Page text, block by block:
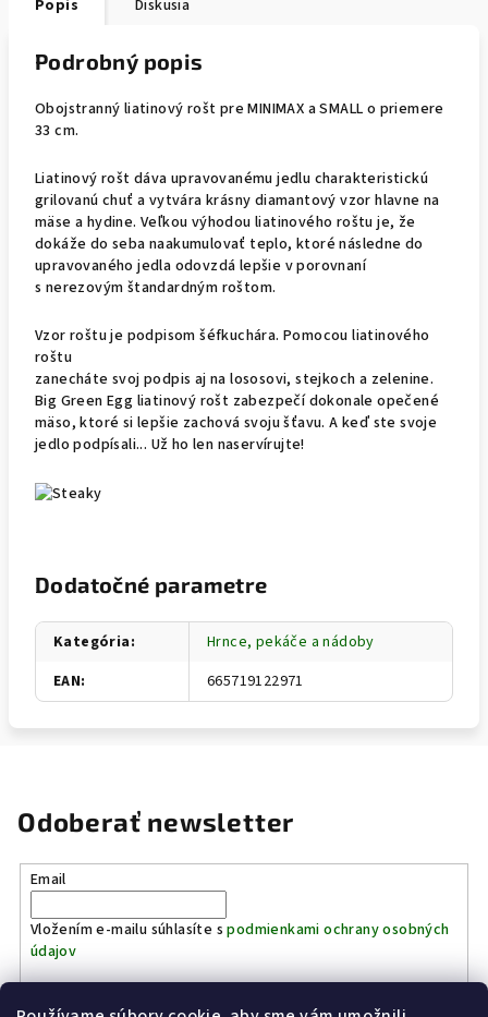
Popis Diskusia
Podrobný popis
Obojstranný liatinový rošt pre MINIMAX a SMALL o priemere
33 cm.
Liatinový rošt dáva upravovanému jedlu charakteristickú
grilovanú chuť a vytvára krásny diamantový vzor hlavne na
mäse a hydine. Veľkou výhodou liatinového roštu je, že
dokáže do seba naakumulovať teplo, ktoré následne do
upravovaného jedla odovzdá lepšie v porovnaní
s nerezovým štandardným roštom.
Vzor roštu je podpisom šéfkuchára. Pomocou liatinového
roštu
zanecháte svoj podpis aj na lososovi, stejkoch a zelenine.
Big Green Egg liatinový rošt zabezpečí dokonale opečené
mäso, ktoré si lepšie zachová svoju šťavu. A keď ste svoje
jedlo podpísali... Už ho len naservírujte!
Dodatočné parametre
Kategória:
Hrnce, pekáče a nádoby
EAN: 665719122971
Odoberať newsletter
Email
Vložením e-mailu súhlasíte spodmienkami ochrany osobných
údajov